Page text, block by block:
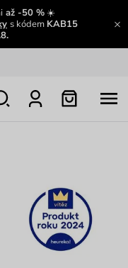
až -50 %☀️
s kódem KAB15